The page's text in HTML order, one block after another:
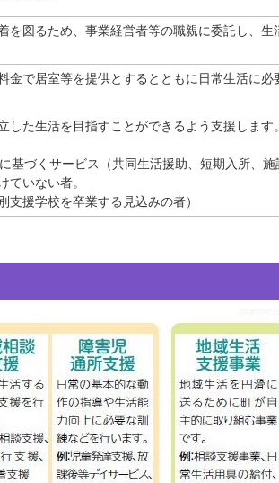
を図るため、事業経営者等の職親に委託し、生
金で居室等を提供とするとともに日常生活に必
た生活を目指すことができるよう支援します。
基づくサービス（共同生活援助、短期入所、施
ていない者。
支援学校を卒業する見込みの者）